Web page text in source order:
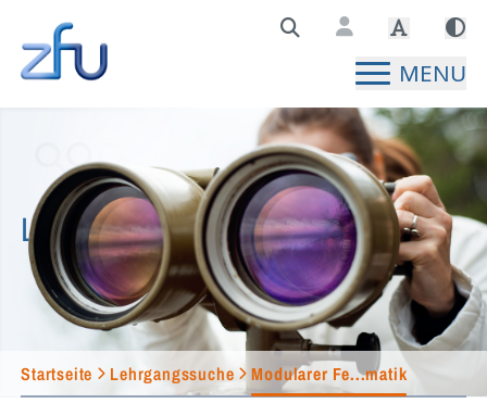
Zentralstelle für Fernunterricht Hauptseite
MENU
Lehrgangssuche
Startseite Lehrgangssuche Modularer Fe...matik